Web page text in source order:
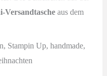
Versandtascheaus dem